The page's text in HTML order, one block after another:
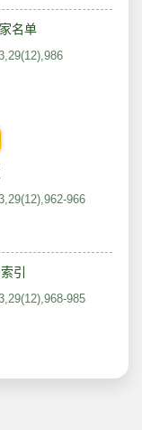
名单
966
引
985